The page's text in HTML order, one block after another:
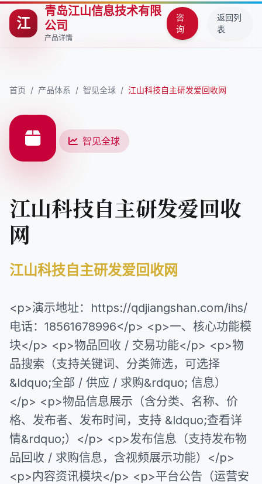
江
青岛江山信息技术有限
公司
产品详情
咨
询
返回列
表
首页 / 产品体系 / 智见全球 / 江山科技自主研发爱回收网
智见全球
江山科技自主研发爱回收
网
江山科技自主研发爱回收网
<p>演示地址：https://qdjiangshan.com/ihs/
电话：18561678996</p> <p>一、核心功能模
块</p> <p>物品回收 / 交易功能</p> <p>物
品搜索（支持关键词、分类筛选，可选择
&ldquo;全部 / 供应 / 求购&rdquo; 信息）
</p> <p>物品信息展示（含分类、名称、价
格、发布者、发布时间，支持 &ldquo;查看详
情&rdquo;）</p> <p>发布信息（支持发布物
品回收 / 求购信息，含视频展示功能）</p>
<p>内容资讯模块</p> <p>平台公告（运营安